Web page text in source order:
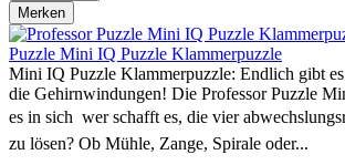
Merken
Puzzle Mini IQ Puzzle Klammerpuzzle
Mini IQ Puzzle Klammerpuzzle: Endlich gibt
die Gehirnwindungen! Die Professor Puzzle
es in sich  wer schafft es, die vier
zu lösen? Ob Mühle, Zange, Spirale oder...